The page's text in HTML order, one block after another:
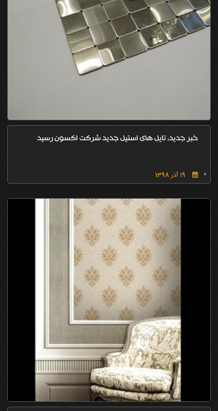
خبر جدید: تایل های استیل جدید شرکت اکسون رسید